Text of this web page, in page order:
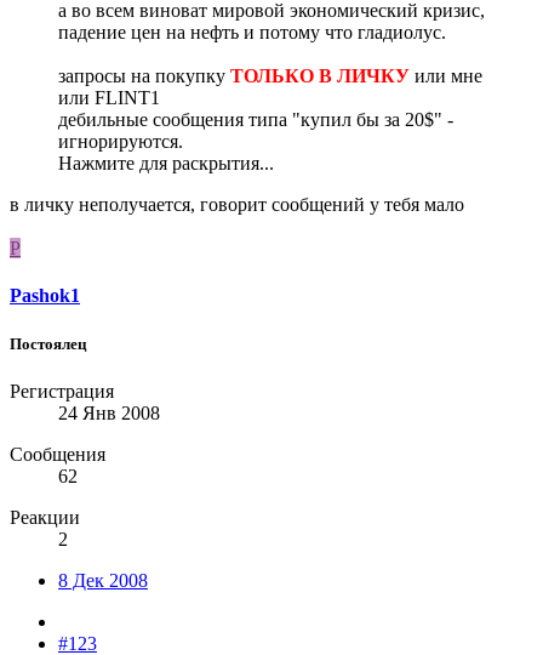
а во всем виноват мировой экономический кризис,
падение цен на нефть и потому что гладиолус.
запросы на покупку ТОЛЬКО В ЛИЧКУ или мне
или FLINT1
дебильные сообщения типа "купил бы за 20$" -
игнорируются.
Нажмите для раскрытия...
в личку неполучается, говорит сообщений у тебя мало
P
Pashok1
Постоялец
Регистрация
24 Янв 2008
Сообщения
62
Реакции
2
8 Дек 2008
#123